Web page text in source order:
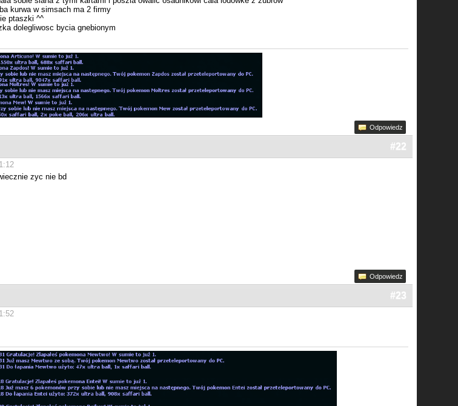
kurwa w simsach ma 2 firmy
ptaszki ^^
dolegliwosc bycia gnebionym
Odpowiedz
#22
zyc nie bd
Odpowiedz
#23